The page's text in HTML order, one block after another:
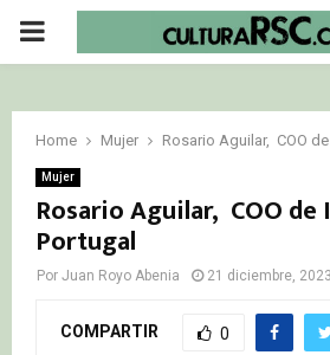
PRIMARY
Home Mujer Rosario Aguilar, COO
Mujer
Rosario Aguilar, COO de
Portugal
Por Juan Royo Abenia 21 diciembre, 2023
COMPARTIR 0